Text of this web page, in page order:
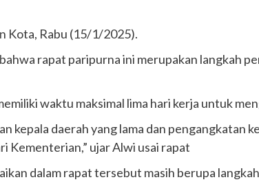
Kota, Rabu (15/1/2025).
rapat paripurna ini merupakan langkah
waktu maksimal lima hari kerja untuk
kepala daerah yang lama dan pengangkatan
Kementerian,” ujar Alwi usai rapat
dalam rapat tersebut masih berupa